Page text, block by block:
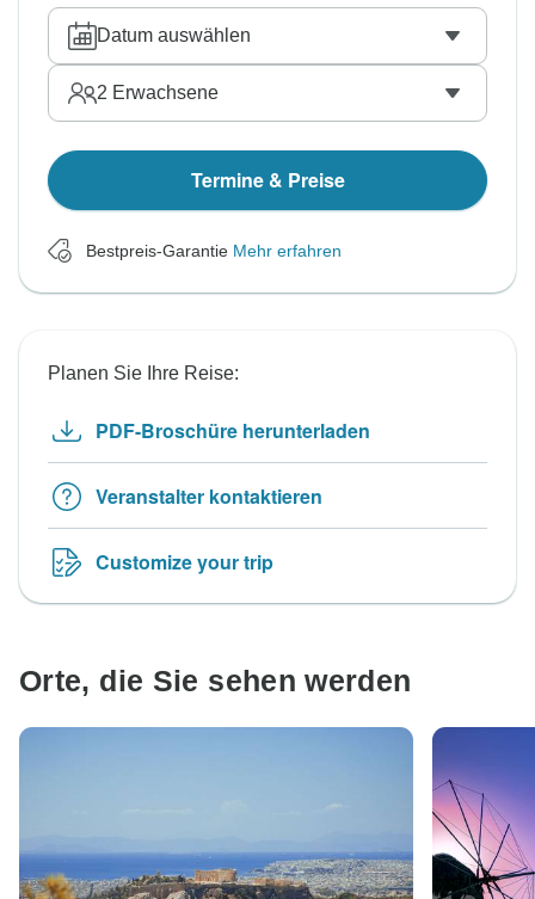
Datum auswählen
2 Erwachsene
Termine & Preise
Bestpreis-Garantie Mehr erfahren
Planen Sie Ihre Reise:
PDF-Broschüre herunterladen
Veranstalter kontaktieren
Customize your trip
Orte, die Sie sehen werden